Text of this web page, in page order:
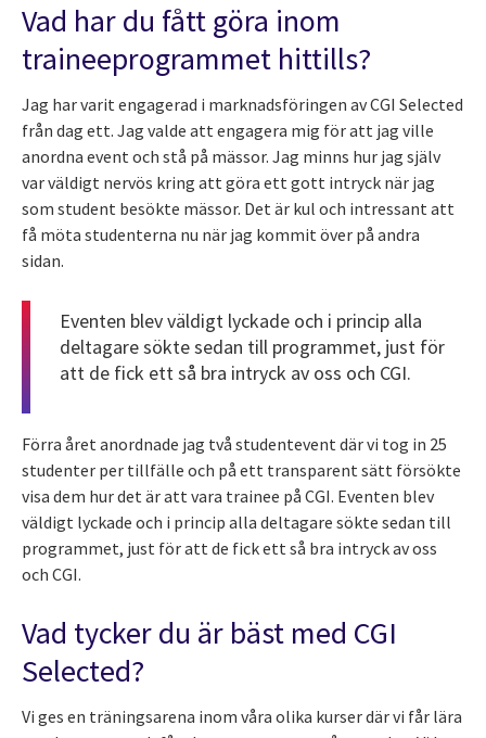
Vad har du fått göra inom
traineeprogrammet hittills?
Jag har varit engagerad i marknadsföringen av CGI Selected
från dag ett. Jag valde att engagera mig för att jag ville
anordna event och stå på mässor. Jag minns hur jag själv
var väldigt nervös kring att göra ett gott intryck när jag
som student besökte mässor. Det är kul och intressant att
få möta studenterna nu när jag kommit över på andra
sidan.
Eventen blev väldigt lyckade och i princip alla
deltagare sökte sedan till programmet, just för
att de fick ett så bra intryck av oss och CGI.
Förra året anordnade jag två studentevent där vi tog in 25
studenter per tillfälle och på ett transparent sätt försökte
visa dem hur det är att vara trainee på CGI. Eventen blev
väldigt lyckade och i princip alla deltagare sökte sedan till
programmet, just för att de fick ett så bra intryck av oss
och CGI.
Vad tycker du är bäst med CGI
Selected?
Vi ges en träningsarena inom våra olika kurser där vi får lära